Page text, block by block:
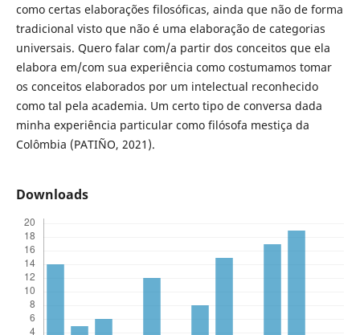
como certas elaborações filosóficas, ainda que não de forma
tradicional visto que não é uma elaboração de categorias
universais. Quero falar com/a partir dos conceitos que ela
elabora em/com sua experiência como costumamos tomar
os conceitos elaborados por um intelectual reconhecido
como tal pela academia. Um certo tipo de conversa dada
minha experiência particular como filósofa mestiça da
Colômbia (PATIÑO, 2021).
Downloads